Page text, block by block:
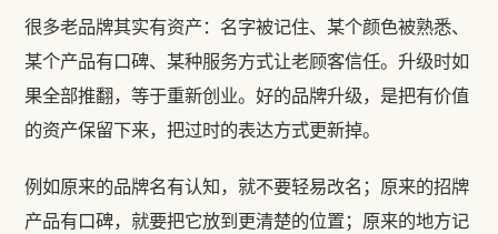
很多老品牌其实有资产：名字被记住、某个颜色被熟悉、
某个产品有口碑、某种服务方式让老顾客信任。升级时如
果全部推翻，等于重新创业。好的品牌升级，是把有价值
的资产保留下来，把过时的表达方式更新掉。
例如原来的品牌名有认知，就不要轻易改名；原来的招牌
产品有口碑，就要把它放到更清楚的位置；原来的地方记